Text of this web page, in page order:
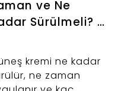
ve Ne
Sürülmeli? |
kremi ne kadar
ne zaman